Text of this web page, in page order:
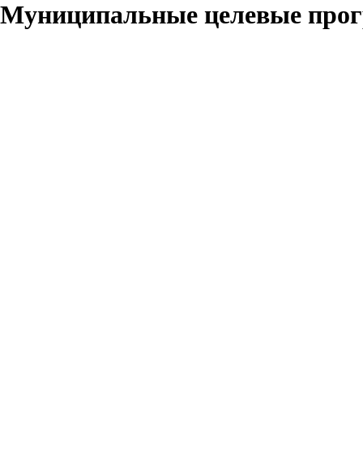
Муниципальные целевые